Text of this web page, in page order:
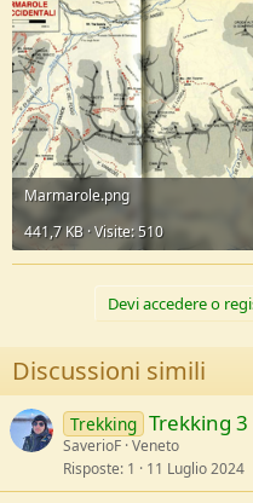
Marmarole.png
441,7 KB · Visite: 510
Devi accedere o
Discussioni simili
Trekking Trekking
SaverioF Veneto
Risposte 1 11 Luglio 2024